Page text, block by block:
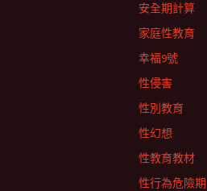
安全期計算
家庭性教育
幸福9號
性侵害
性別教育
性幻想
性教育教材
性行為危險期